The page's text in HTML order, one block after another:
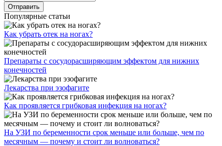
Популярные статьи
Как убрать отек на ногах?
Препараты с сосудорасширяющим эффектом для нижних
конечностей
Лекарства при эзофагите
Как проявляется грибковая инфекция на ногах?
На УЗИ по беременности срок меньше или больше, чем по
месячным — почему и стоит ли волноваться?